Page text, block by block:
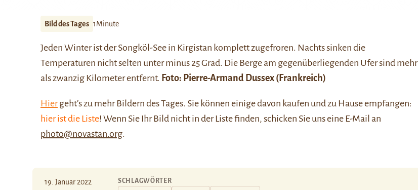
Bild des Tages 1Minute
Jeden Winter ist der Songköl-See in Kirgistan komplett zugefroren. Nachts sinken die
Temperaturen nicht selten unter minus 25 Grad. Die Berge am gegenüberliegenden Ufer sind mehr
als zwanzig Kilometer entfernt. Foto: Pierre-Armand Dussex (Frankreich)
Hiergeht’s zu mehr Bildern des Tages. Sie können einige davon kaufen und zu Hause empfangen:
hier ist die Liste! Wenn Sie Ihr Bild nicht in der Liste finden, schicken Sie uns eine E-Mail an
photo@novastan.org.
19. Januar 2022 SCHLAGWÖRTER